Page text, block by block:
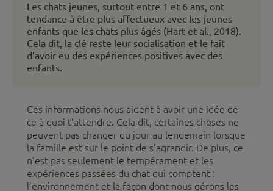
Les chats jeunes, surtout entre 1 et 6 ans, ont
tendance à être plus affectueux avec les jeunes
enfants que les chats plus âgés (Hart et al., 2018).
Cela dit, la clé reste leur socialisation et le fait
d’avoir eu des expériences positives avec des
enfants.
Ces informations nous aident à avoir une idée de
ce à quoi t’attendre. Cela dit, certaines choses ne
peuvent pas changer du jour au lendemain lorsque
la famille est sur le point de s’agrandir. De plus, ce
n’est pas seulement le tempérament et les
expériences passées du chat qui comptent :
l’environnement et la façon dont nous gérons les